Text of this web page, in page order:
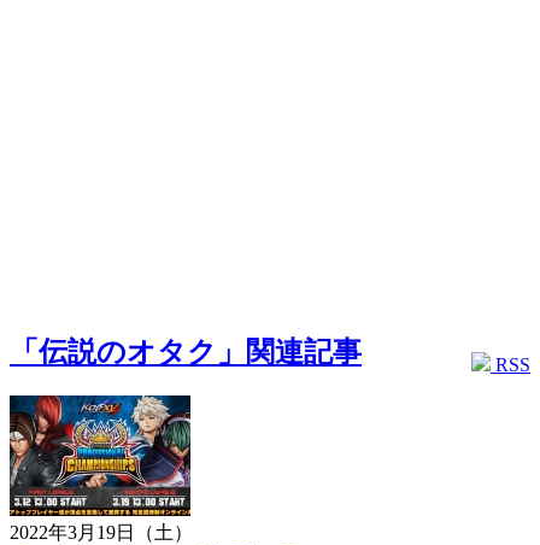
RSS
「伝説のオタク」関連記事
2022年3月19日（土）